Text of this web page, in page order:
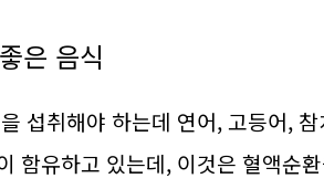
은 음식
섭취해야 하는데 연어, 고등어,
함유하고 있는데, 이것은 혈액순